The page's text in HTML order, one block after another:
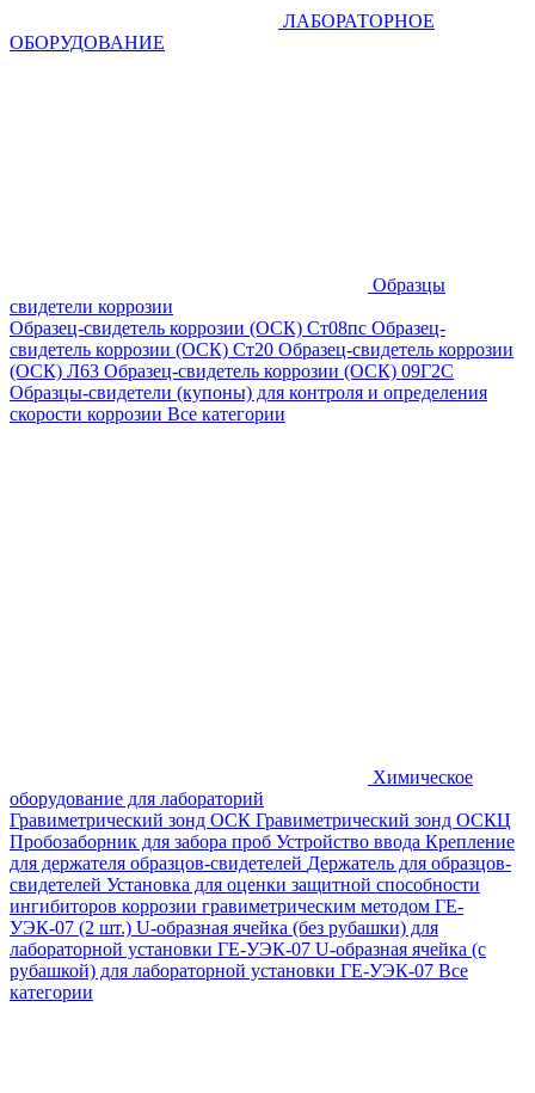
ЛАБОРАТОРНОЕ
ОБОРУДОВАНИЕ
Образцы
свидетели коррозии
Образец-свидетель коррозии (ОСК) Ст08пс Образец-
свидетель коррозии (ОСК) Ст20 Образец-свидетель коррозии
(ОСК) Л63 Образец-свидетель коррозии (ОСК) 09Г2С
Образцы-свидетели (купоны) для контроля и определения
скорости коррозии Все категории
Химическое
оборудование для лабораторий
Гравиметрический зонд ОСК Гравиметрический зонд ОСКЦ
Пробозаборник для забора проб Устройство ввода Крепление
для держателя образцов-свидетелей Держатель для образцов-
свидетелей Установка для оценки защитной способности
ингибиторов коррозии гравиметрическим методом ГЕ-
УЭК-07 (2 шт.) U-образная ячейка (без рубашки) для
лабораторной установки ГЕ-УЭК-07 U-образная ячейка (с
рубашкой) для лабораторной установки ГЕ-УЭК-07 Все
категории